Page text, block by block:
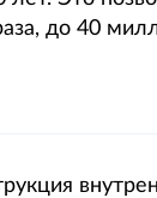
до 40